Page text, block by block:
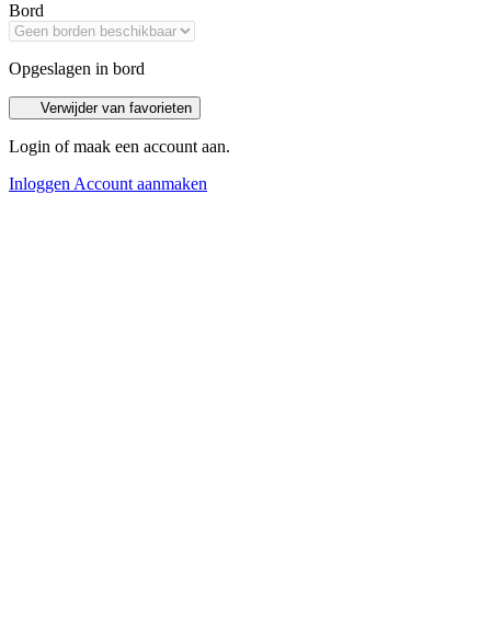
Bord
Opgeslagen in bord
Verwijder van favorieten
Login of maak een account aan.
Inloggen Account aanmaken